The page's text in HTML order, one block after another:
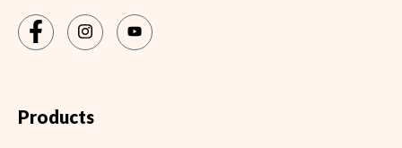
Products